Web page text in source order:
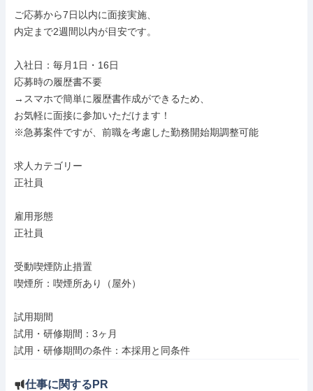
ご応募から7日以内に面接実施、
内定まで2週間以内が目安です。
入社日：毎月1日・16日
応募時の履歴書不要
→スマホで簡単に履歴書作成ができるため、
お気軽に面接に参加いただけます！
※急募案件ですが、前職を考慮した勤務開始期調整可能
求人カテゴリー
正社員
雇用形態
正社員
受動喫煙防止措置
喫煙所：喫煙所あり（屋外）
試用期間
試用・研修期間：3ヶ月
試用・研修期間の条件：本採用と同条件
仕事に関するPR